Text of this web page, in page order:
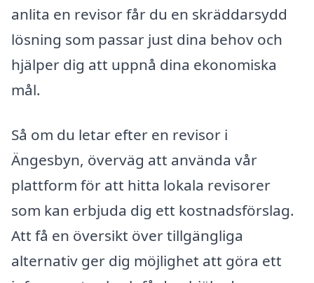
anlita en revisor får du en skräddarsydd
lösning som passar just dina behov och
hjälper dig att uppnå dina ekonomiska
mål.
Så om du letar efter en revisor i
Ängesbyn, överväg att använda vår
plattform för att hitta lokala revisorer
som kan erbjuda dig ett kostnadsförslag.
Att få en översikt över tillgängliga
alternativ ger dig möjlighet att göra ett